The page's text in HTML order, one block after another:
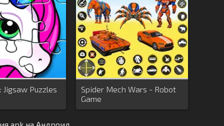
Jigsaw Puzzles
Spider Mech Wars - Robot
Game